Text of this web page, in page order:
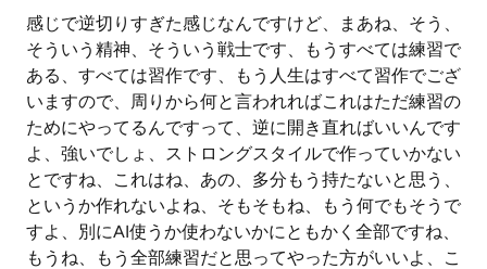
感じで逆切りすぎた感じなんですけど、まあね、そう、
そういう精神、そういう戦士です、もうすべては練習で
ある、すべては習作です、もう人生はすべて習作でござ
いますので、周りから何と言われればこれはただ練習の
ためにやってるんですって、逆に開き直ればいいんです
よ、強いでしょ、ストロングスタイルで作っていかない
とですね、これはね、あの、多分もう持たないと思う、
というか作れないよね、そもそもね、もう何でもそうで
すよ、別にAI使うか使わないかにともかく全部ですね、
もうね、もう全部練習だと思ってやった方がいいよ、こ